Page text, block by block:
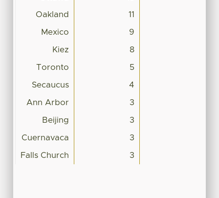
Oakland 11
Mexico 9
Kiez 8
Toronto 5
Secaucus 4
Ann Arbor 3
Beijing 3
Cuernavaca 3
Falls Church 3